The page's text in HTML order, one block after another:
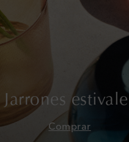
Jarrones
Comprar